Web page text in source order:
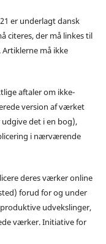
er underlagt dansk
citeres, der må linkes til
må ikke
aftaler om ikke-
version af værket
det i en bog),
i nærværende
deres værker online
forud for og under
udvekslinger,
værker. Initiative for